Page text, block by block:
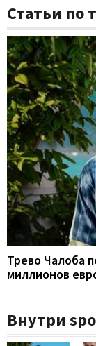
Статьи по
Трево Чалоба
миллионов
Внутри